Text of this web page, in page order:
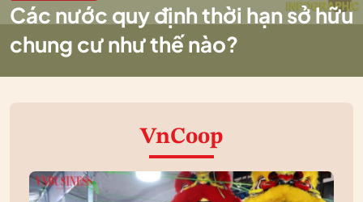
Các nước quy định thời hạn sở hữu
chung cư như thế nào?
VnCoop